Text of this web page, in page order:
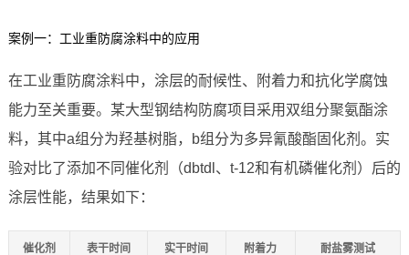
案例一：工业重防腐涂料中的应用
在工业重防腐涂料中，涂层的耐候性、附着力和抗化学腐蚀
能力至关重要。某大型钢结构防腐项目采用双组分聚氨酯涂
料，其中a组分为羟基树脂，b组分为多异氰酸酯固化剂。实
验对比了添加不同催化剂（dbtdl、t-12和有机磷催化剂）后的
涂层性能，结果如下：
催化剂 表干时间 实干时间 附着力 耐盐雾测试